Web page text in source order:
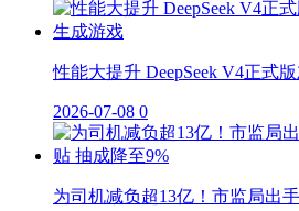
性能大提升 DeepSeek V4正式
2026-07-08 0
为司机减负超13亿！市监局出